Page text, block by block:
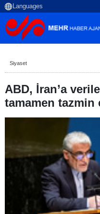
Siyaset
ABD, İran’a
tamamen